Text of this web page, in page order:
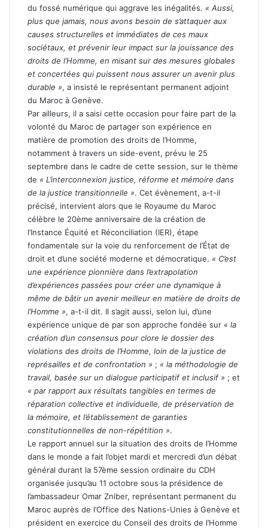
du fossé numérique qui aggrave les inégalités. « Aussi,
plus que jamais, nous avons besoin de s’attaquer aux
causes structurelles et immédiates de ces maux
sociétaux, et prévenir leur impact sur la jouissance des
droits de l’Homme, en misant sur des mesures globales
et concertées qui puissent nous assurer un avenir plus
durable », a insisté le représentant permanent adjoint
du Maroc à Genève.
Par ailleurs, il a saisi cette occasion pour faire part de la
volonté du Maroc de partager son expérience en
matière de promotion des droits de l’Homme,
notamment à travers un side-event, prévu le 25
septembre dans le cadre de cette session, sur le thème
de « L’interconnexion justice, réforme et mémoire dans
de la justice transitionnelle ». Cet évènement, a-t-il
précisé, intervient alors que le Royaume du Maroc
célèbre le 20ème anniversaire de la création de
l’Instance Équité et Réconciliation (IER), étape
fondamentale sur la voie du renforcement de l’État de
droit et d’une société moderne et démocratique. « C’est
une expérience pionnière dans l’extrapolation
d’expériences passées pour créer une dynamique à
même de bâtir un avenir meilleur en matière de droits de
l’Homme », a-t-il dit. Il s’agit aussi, selon lui, d’une
expérience unique de par son approche fondée sur « la
création d’un consensus pour clore le dossier des
violations des droits de l’Homme, loin de la justice de
représailles et de confrontation » ; « la méthodologie de
travail, basée sur un dialogue participatif et inclusif » ; et
« par rapport aux résultats tangibles en termes de
réparation collective et individuelle, de préservation de
la mémoire, et l’établissement de garanties
constitutionnelles de non-répétition ».
Le rapport annuel sur la situation des droits de l’Homme
dans le monde a fait l’objet mardi et mercredi d’un débat
général durant la 57ème session ordinaire du CDH
organisée jusqu’au 11 octobre sous la présidence de
l’ambassadeur Omar Zniber, représentant permanent du
Maroc auprès de l’Office des Nations-Unies à Genève et
président en exercice du Conseil des droits de l’Homme